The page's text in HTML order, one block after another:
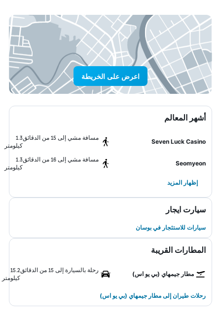
اعرض على الخريطة
أشهر المعالم
Seven Luck Casino
مسافة مشي إلى 15 من الدقائق
1.3
كيلومتر
Seomyeon
مسافة مشي إلى 16 من الدقائق
1.3
كيلومتر
إظهار المزيد
سيارت ايجار
سيارات للاستئجار في بوسان
المطارات القريبة
مطار جيمهاي (بي يو اس)
رحلة بالسيارة إلى 15 من الدقائق
15.2
كيلومتر
رحلات طيران إلى مطار جيمهاي (بي يو اس)